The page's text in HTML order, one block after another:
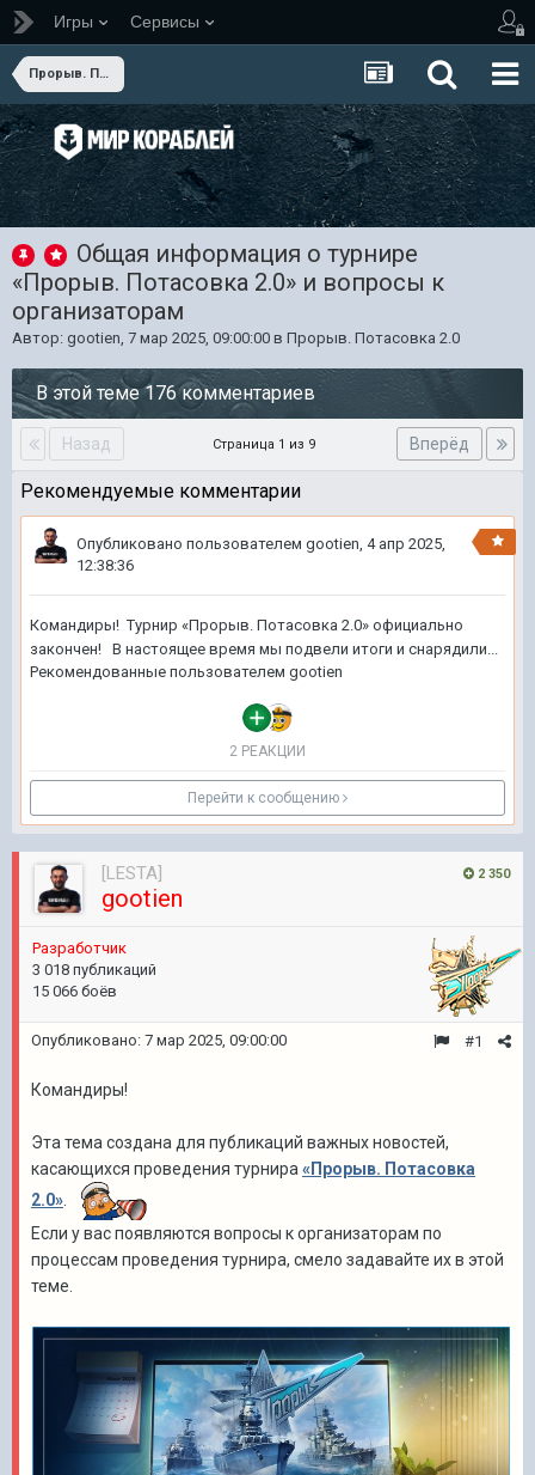
Игры Сервисы
Прорыв. Потасовка 2.0
Общая информация о турнире
«Прорыв. Потасовка 2.0» и вопросы к
организаторам
Автор: gootien, 7 мар 2025, 09:00:00 в Прорыв. Потасовка 2.0
В этой теме 176 комментариев
Назад Вперёд
Страница 1 из 9
Рекомендуемые комментарии
Опубликовано пользователем gootien, 4 апр 2025,
12:38:36
Командиры! Турнир «Прорыв. Потасовка 2.0» официально
закончен! В настоящее время мы подвели итоги и снарядили...
Рекомендованные пользователем gootien
2 РЕАКЦИИ
Перейти к сообщению
2 350
[LESTA]
gootien
Pазработчик
3 018 публикаций
15 066 боёв
#1
Опубликовано: 7 мар 2025, 09:00:00
Командиры!
Эта тема создана для публикаций важных новостей,
касающихся проведения турнира «Прорыв. Потасовка
2.0»
Если у вас появляются вопросы к организаторам по
процессам проведения турнира, смело задавайте их в этой
теме.